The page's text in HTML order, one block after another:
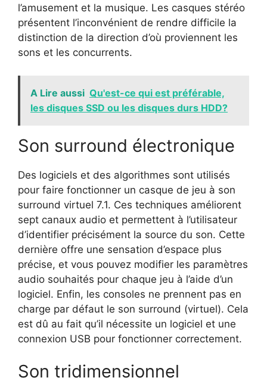
l’amusement et la musique. Les casques stéréo
présentent l’inconvénient de rendre difficile la
distinction de la direction d’où proviennent les
sons et les concurrents.
A Lire aussi Qu'est-ce qui est préférable,
les disques SSD ou les disques durs HDD?
Son surround électronique
Des logiciels et des algorithmes sont utilisés
pour faire fonctionner un casque de jeu à son
surround virtuel 7.1. Ces techniques améliorent
sept canaux audio et permettent à l’utilisateur
d’identifier précisément la source du son. Cette
dernière offre une sensation d’espace plus
précise, et vous pouvez modifier les paramètres
audio souhaités pour chaque jeu à l’aide d’un
logiciel. Enfin, les consoles ne prennent pas en
charge par défaut le son surround (virtuel). Cela
est dû au fait qu’il nécessite un logiciel et une
connexion USB pour fonctionner correctement.
Son tridimensionnel